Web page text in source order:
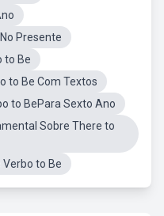
Presente
to Be
to Be Com Textos
to BePara Sexto Ano
Sobre There to
to Be